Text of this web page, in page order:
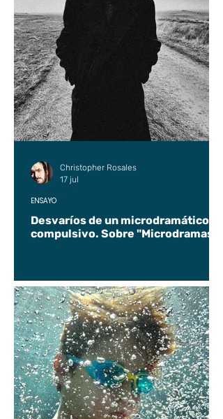
Desvaríos de un microdramático
compulsivo. Sobre "Microdramas".
ENSAYO
Christopher Rosales
17 jul